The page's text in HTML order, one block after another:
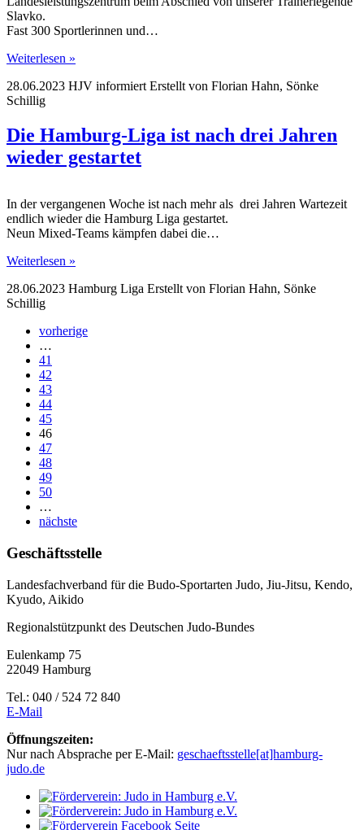
Slavko.
Fast 300 Sportlerinnen und…
Weiterlesen »
28.06.2023 HJV informiert Erstellt von Florian Hahn, Sönke
Schillig
Die Hamburg-Liga ist nach drei Jahren
wieder gestartet
In der vergangenen Woche ist nach mehr als drei Jahren Wartezeit
endlich wieder die Hamburg Liga gestartet.
Neun Mixed-Teams kämpfen dabei die…
Weiterlesen »
28.06.2023 Hamburg Liga Erstellt von Florian Hahn, Sönke
Schillig
vorherige
…
41
42
43
44
45
46
47
48
49
50
…
nächste
Geschäftsstelle
Landesfachverband für die Budo-Sportarten Judo, Jiu-Jitsu, Kendo,
Kyudo, Aikido
Regionalstützpunkt des Deutschen Judo-Bundes
Eulenkamp 75
22049 Hamburg
Tel.: 040 / 524 72 840
E-Mail
Öffnungszeiten:
Nur nach Absprache per E-Mail: geschaeftsstelle[at]hamburg-
judo.de